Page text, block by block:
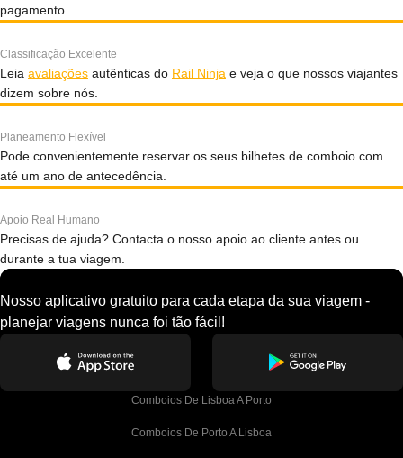
pagamento.
Classificação Excelente
Leia avaliações autênticas do Rail Ninja e veja o que nossos viajantes
dizem sobre nós.
Planeamento Flexível
Pode convenientemente reservar os seus bilhetes de comboio com
até um ano de antecedência.
Apoio Real Humano
Precisas de ajuda? Contacta o nosso apoio ao cliente antes ou
durante a tua viagem.
Nosso aplicativo gratuito para cada etapa da sua viagem -
planejar viagens nunca foi tão fácil!
Comboios De Lisboa A Porto
Comboios De Porto A Lisboa